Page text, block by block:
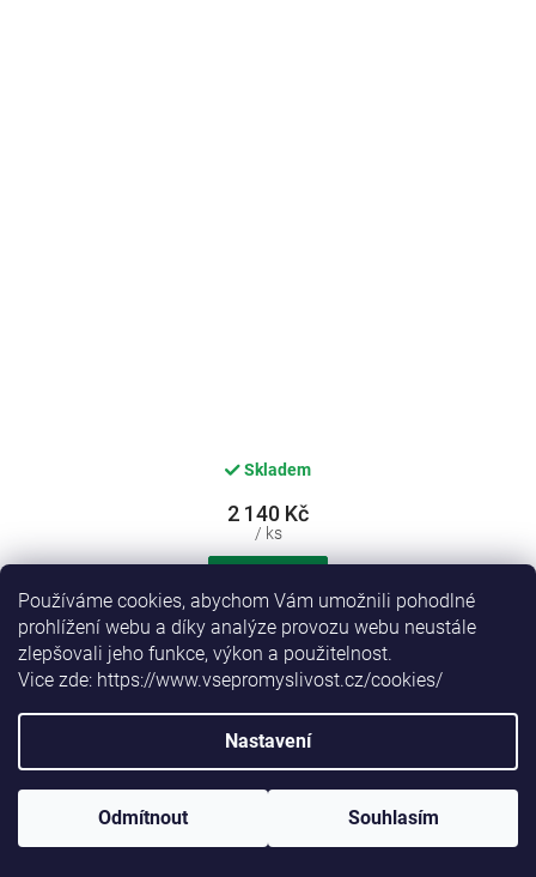
Používáme cookies, abychom Vám umožnili pohodlné
prohlížení webu a díky analýze provozu webu neustále
zlepšovali jeho funkce, výkon a použitelnost.
Vice zde: https://www.vsepromyslivost.cz/cookies/
Nastavení
Odmítnout Souhlasím
Skladem
2 140 Kč
/ ks
Weitech WKT052-OUT – Venkovní napájecí adaptér
pro odpuzovače WK0052, WK0054 a WK0055